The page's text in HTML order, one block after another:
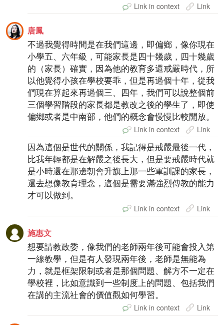
Link in context Link
唐鳳
不過我覺得時間是在我們這邊，即偏鄉，像你現在
小學五、六年級，可能家長是四十幾歲，四十幾歲
的（家長）確實，因為他的教育多還戒嚴時代，所
以他覺得小孩在學校要乖，但是再過個十年，從我
們現在算起來再過個三、四年，我們可以說整個前
三個學習階段的家長都是教改之後的學生了，即使
偏鄉或者是中南部，他們的概念會慢慢比較開放。
Link in context Link
因為這個是世代的關係，我記得是戒嚴最後一代，
比我年輕都是在解嚴之後長大，但是要戒嚴時代就
是小時還在那邊朝會升旗上那一些軍訓課的家長，
還去想像教育理念，這個是需要滿強烈傳教的能力
才可以做到。
Link in context Link
施惠文
想要請教政委，像我們的老師兩年後可能會投入第
一線教學，但是有人發現兩年後，老師是無能為
力，就是框架限制或者是那個問題、解方不一定在
學校裡，比如意識到一些制度上的問題、包括我們
在講的主流社會的價值觀如何學習。
Link in context Link